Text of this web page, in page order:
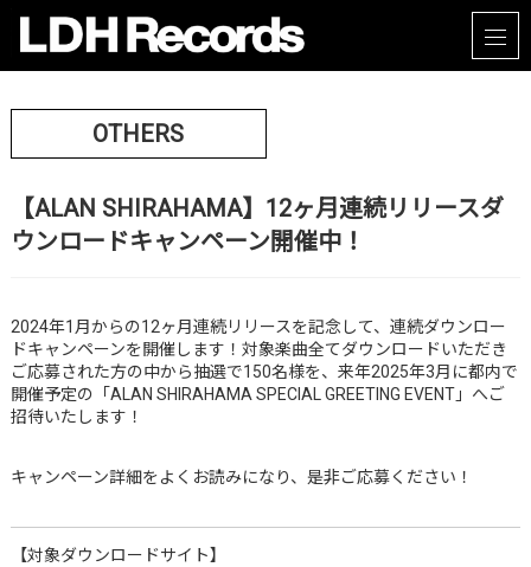
OTHERS
【ALAN SHIRAHAMA】12ヶ月連続リリースダ
ウンロードキャンペーン開催中！
2024年1月からの12ヶ月連続リリースを記念して、連続ダウンロー
ドキャンペーンを開催します！対象楽曲全てダウンロードいただき
ご応募された方の中から抽選で150名様を、 来年2025年3月に都内で
開催予定の 「ALAN SHIRAHAMA SPECIAL GREETING EVENT」 へご
招待いたします！
キャンペーン詳細をよくお読みになり、是非ご応募ください！
【対象ダウンロードサイト】